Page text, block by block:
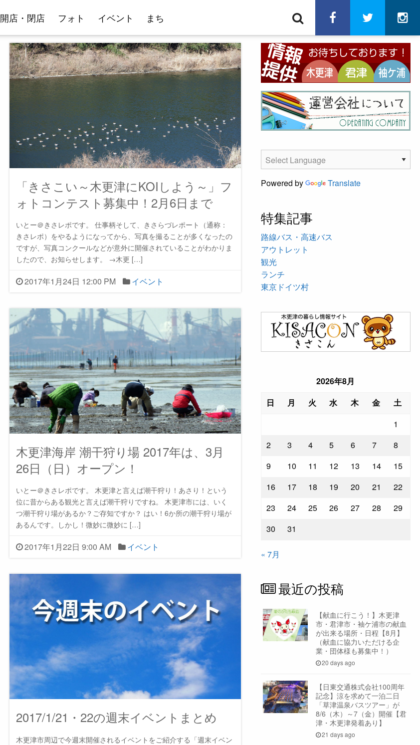
開店・閉店 フォト イベント まち facebooktwitter
「きさこい～木更津にKOIしよう～」フ
ォトコンテスト募集中！2月6日まで
いとー＠きさレポです。 仕事柄そして、きさらづレポート（通称：
きさレポ）をやるようになってから、写真を撮ることが多くなったの
ですが、写真コンクールなどが意外に開催されていることがわかりま
したので、お知らせします。 →木更 […]
2017年1月24日 12:00 PM イベント
木更津海岸 潮干狩り場 2017年は、3月
26日（日）オープン！
いとー＠きさレポです。 木更津と言えば潮干狩り！あさり！という
位に昔からある観光と言えば潮干狩りですね。 木更津市には、いく
つ潮干狩り場があるか？ご存知ですか？ はい！6か所の潮干狩り場が
あるんです。しかし！微妙に微妙に […]
2017年1月22日 9:00 AM イベント
2017/1/21・22の週末イベントまとめ
木更津市周辺で今週末開催されるイベントをご紹介する「週末イベン
Powered by Translate
特集記事
路線バス・高速バス
アウトレット
観光
ランチ
東京ドイツ村
2026年8月
日
月 火 水 木 金
土
1
2
3 4 5 6 7
8
9
10 11 12 13 14
15
16
17 18 19 20 21
22
23
24 25 26 27 28
29
30
31
« 7月
最近の投稿
【献血に行こう！】木更津
市・君津市・袖ケ浦市の献血
が出来る場所・日程【8月】
（献血に協力いただける企
業・団体様も募集中！）
20 days ago
【日東交通株式会社100周年
記念】涼を求めて一泊二日
「草津温泉バスツアー」が
8/6（木）～7（金）開催【君
津・木更津発着あり】
21 days ago